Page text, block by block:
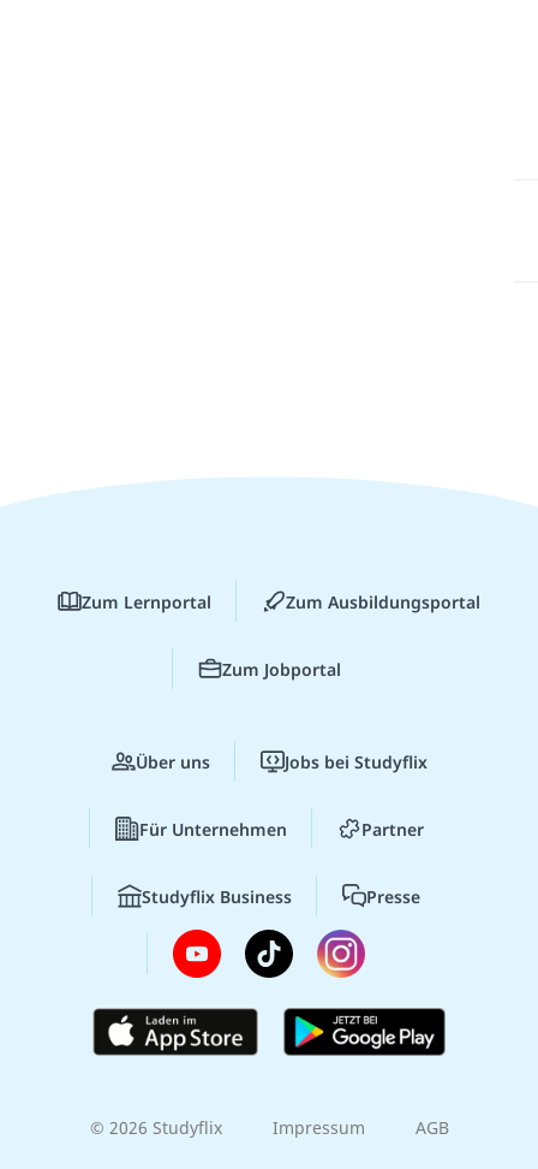
Zum Lernportal Zum Ausbildungsportal
Zum Jobportal
Über uns Jobs bei Studyflix
Für Unternehmen Partner
Studyflix Business Presse
© 2026 Studyflix Impressum AGB